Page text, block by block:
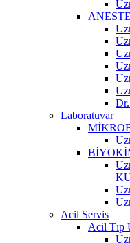
Laboratuvar
Acil Servis
Acil Tıp